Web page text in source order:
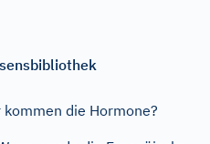
die Hormone?